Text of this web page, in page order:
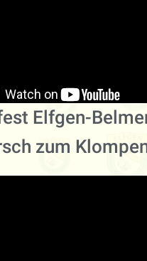
Elfgen-
zum